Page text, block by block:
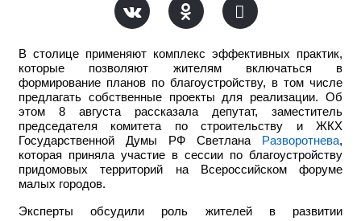
В столице применяют комплекс эффективных практик,
которые позволяют жителям включаться в
формирование планов по благоустройству, в том числе
предлагать собственные проекты для реализации. Об
этом 8 августа рассказала депутат, заместитель
председателя комитета по строительству и ЖКХ
Государственной Думы РФ Светлана
Разворотнева,
которая приняла участие в сессии по благоустройству
придомовых территорий на Всероссийском форуме
малых городов.
Эксперты обсудили роль жителей в развитии